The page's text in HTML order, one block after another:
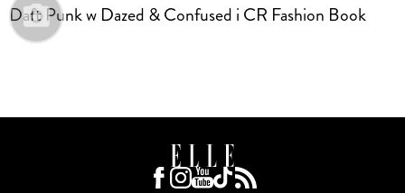
Daft Punk w Dazed & Confused i CR Fashion Book